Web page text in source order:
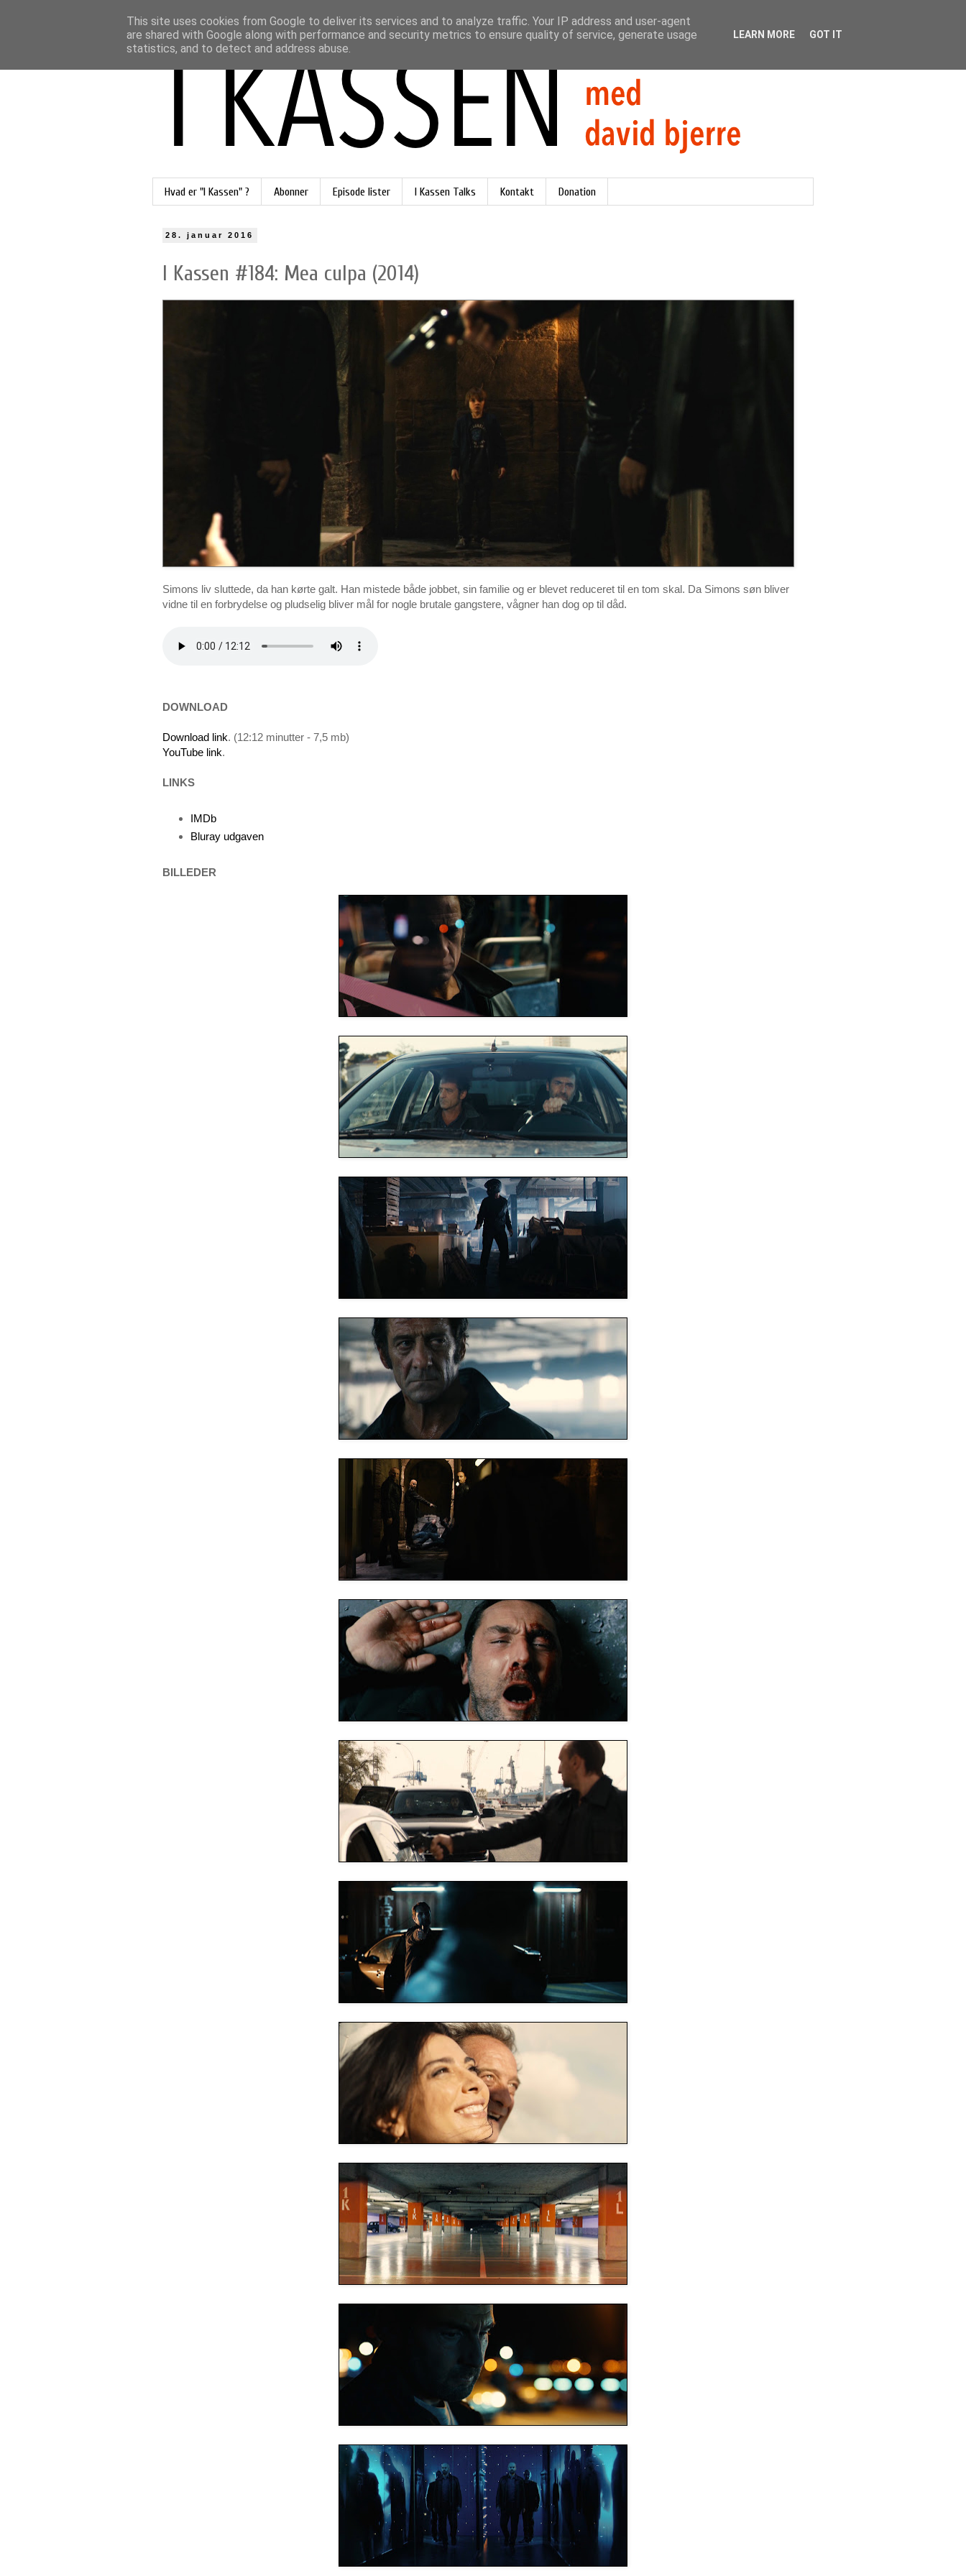
Hvad er "I Kassen" ? Abonner Episode lister I Kassen Talks Kontakt Donation
28. januar 2016
I Kassen #184: Mea culpa (2014)
Simons liv sluttede, da han kørte galt. Han mistede både jobbet, sin familie og er blevet reduceret til en tom skal. Da Simons søn bliver
vidne til en forbrydelse og pludselig bliver mål for nogle brutale gangstere, vågner han dog op til dåd.
DOWNLOAD
Download link. (12:12 minutter - 7,5 mb)
YouTube link.
LINKS
IMDb
Bluray udgaven
BILLEDER
This site uses cookies from Google to deliver its services and to analyze traffic. Your IP address and user-agent
are shared with Google along with performance and security metrics to ensure quality of service, generate usage
statistics, and to detect and address abuse.
LEARN MORE GOT IT